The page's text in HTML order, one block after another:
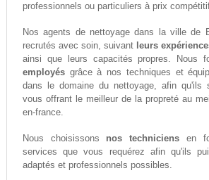
professionnels ou particuliers à prix
Nos agents de nettoyage dans la ville de
recrutés avec soin, suivant leurs
ainsi que leurs capacités propres. Nous
employésgrâce à nos techniques et
dans le domaine du nettoyage, afin qu'ils
vous offrant le meilleur de la propreté au
en-france.
Nous choisissons nos techniciens en
services que vous requérez afin qu'ils
adaptés et professionnels possibles.